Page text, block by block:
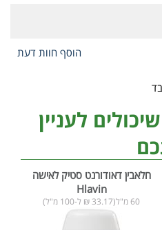
הוסף חוות דעת
לעניין
חלאבין דאודורנט סטיק לאישה
Hlavin
60 מ"ל(33.17 ₪ ל-100 מ"ל)